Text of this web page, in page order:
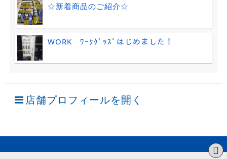
☆新着商品のご紹介☆
WORK ﾜｰｸｸﾞｯｽﾞはじめました！
店舗プロフィールを開く